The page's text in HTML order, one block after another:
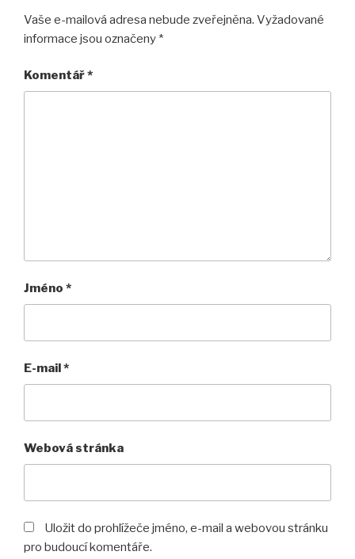
Vaše e-mailová adresa nebude zveřejněna. Vyžadované
informace jsou označeny *
Komentář*
Jméno *
E-mail*
Webová stránka
Uložit do prohlížeče jméno, e-mail a webovou stránku
pro budoucí komentáře.